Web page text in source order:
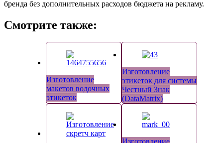
бренда без дополнительных расходов бюджета на рекламу.
Смотрите также:
Изготовление
макетов водочных
этикеток
Изготовление
этикеток для системы
Честный Знак
(DataMatrix)
Изготовление